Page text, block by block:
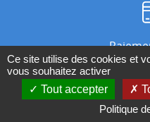
Nos
Ce site utilise des cookies et
vous souhaitez activer
Tout accepter
Politique